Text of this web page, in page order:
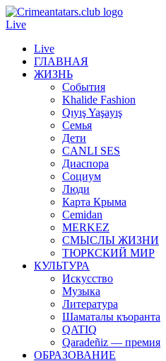
Live
Live
ГЛАВНАЯ
ЖИЗНЬ
События
Khalide Fashion
Qıyış Yaşayış
Семья
Дети
CANLI SES
Диаспора
Социум
Люди
Карта Крыма
Cemidan
МERKEZ
СМЫСЛЫ ЖИЗНИ
ТЮРКСКИЙ МИР
КУЛЬТУРА
Искусство
Музыка
Литература
Шаматалы къоранта
QATIQ
Qaradeñiz — премия
ОБРАЗОВАНИЕ